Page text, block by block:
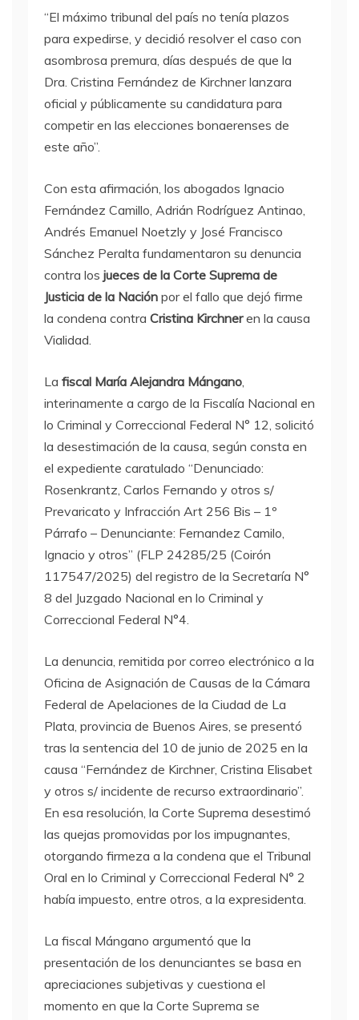
“El máximo tribunal del país no tenía plazos
para expedirse, y decidió resolver el caso con
asombrosa premura, días después de que la
Dra. Cristina Fernández de Kirchner lanzara
oficial y públicamente su candidatura para
competir en las elecciones bonaerenses de
este año”.
Con esta afirmación, los abogados Ignacio
Fernández Camillo, Adrián Rodríguez Antinao,
Andrés Emanuel Noetzly y José Francisco
Sánchez Peralta fundamentaron su denuncia
contra los jueces de la Corte Suprema de
Justicia de la Nación por el fallo que dejó firme
la condena contra Cristina Kirchneren la causa
Vialidad.
La fiscal María Alejandra Mángano,
interinamente a cargo de la Fiscalía Nacional en
lo Criminal y Correccional Federal N° 12, solicitó
la desestimación de la causa, según consta en
el expediente caratulado “Denunciado:
Rosenkrantz, Carlos Fernando y otros s/
Prevaricato y Infracción Art 256 Bis – 1º
Párrafo – Denunciante: Fernandez Camilo,
Ignacio y otros” (FLP 24285/25 (Coirón
117547/2025) del registro de la Secretaría N°
8 del Juzgado Nacional en lo Criminal y
Correccional Federal N°4.
La denuncia, remitida por correo electrónico a la
Oficina de Asignación de Causas de la Cámara
Federal de Apelaciones de la Ciudad de La
Plata, provincia de Buenos Aires, se presentó
tras la sentencia del 10 de junio de 2025 en la
causa “Fernández de Kirchner, Cristina Elisabet
y otros s/ incidente de recurso extraordinario”.
En esa resolución, la Corte Suprema desestimó
las quejas promovidas por los impugnantes,
otorgando firmeza a la condena que el Tribunal
Oral en lo Criminal y Correccional Federal N° 2
había impuesto, entre otros, a la expresidenta.
La fiscal Mángano argumentó que la
presentación de los denunciantes se basa en
apreciaciones subjetivas y cuestiona el
momento en que la Corte Suprema se